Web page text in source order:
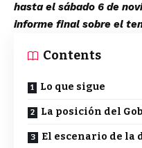
hasta el sábado 6 de
informe final sobre el
Contents
Lo que sigue
La posición del
El escenario de la